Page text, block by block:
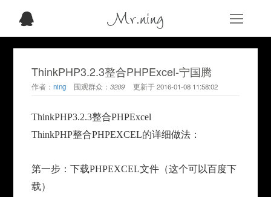
Mr.ning
ThinkPHP3.2.3整合PHPExcel-宁国腾
作者：ning 围观群众：3209 更新于2016-01-08 11:58:02
ThinkPHP3.2.3整合PHPExcel
ThinkPHP整合PHPEXCEL的详细做法：
第一步：下载PHPEXCEL文件（这个可以百度下
载）